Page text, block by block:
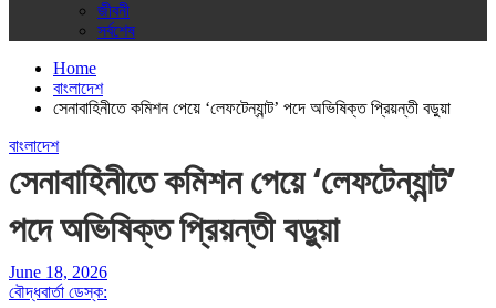
জীবনী
সর্বশেষ
Home
বাংলাদেশ
সেনাবাহিনীতে কমিশন পেয়ে ‘লেফটেন্যান্ট’ পদে অভিষিক্ত প্রিয়ন্তী বড়ুয়া
বাংলাদেশ
সেনাবাহিনীতে কমিশন পেয়ে ‘লেফটেন্যান্ট’
পদে অভিষিক্ত প্রিয়ন্তী বড়ুয়া
June 18, 2026
বৌদ্ধবার্তা ডেস্ক: